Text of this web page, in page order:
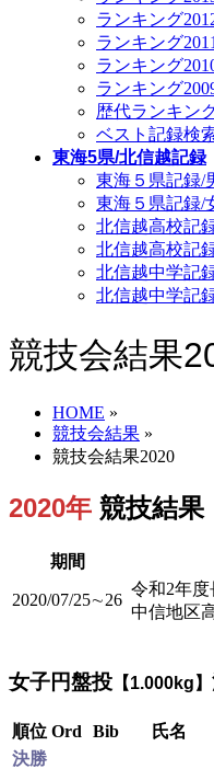
ランキング
ランキング
ランキング
ランキング
歴代ランキン
ベスト記録検
東海5県/北信越記録
東海５県記録/
東海５県記録/
北信越高校記
北信越高校記
北信越中学記
北信越中学記
競技会結果
HOME »
競技会結果 »
競技会結果2020
2020年 競技結果
期間
2020/07/25∼26
令和2年
中信地区
女子円盤投 【1.000kg】
順位 Ord Bib 氏名
決勝